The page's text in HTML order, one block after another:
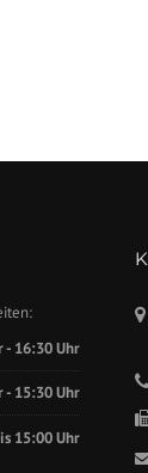
- 16:30 Uhr
- 15:30 Uhr
15:00 Uhr